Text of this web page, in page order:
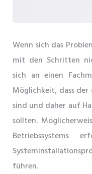
Wenn sich das
mit den Schritten
sich an einen
Möglichkeit, dass
sind und daher auf
sollten.
Betriebssystems
führen.